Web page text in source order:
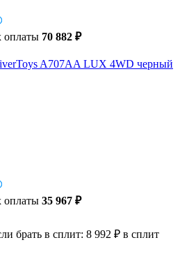
оплаты 70 882 ₽
A707AA LUX 4WD черный
оплаты 35 967 ₽
брать в сплит: 8 992 ₽ в сплит